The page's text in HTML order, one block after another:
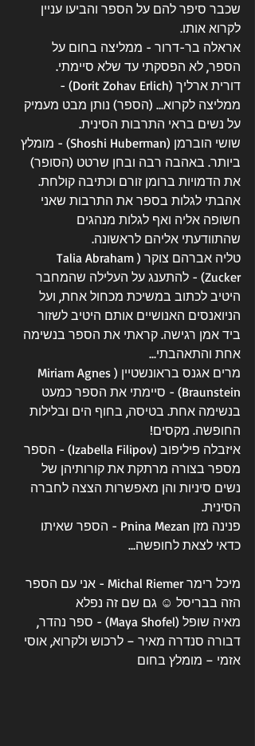
שכבר סיפר להם על הספר והביעו עניין
לקרוא אותו.
אראלה בר-דרור - ממליצה בחום על
הספר, לא הפסקתי עד שלא סיימתי.
דורית ארליך (Dorit Zohav Erlich‎) -
ממליצה לקרוא... (הספר) נותן מבט מעמיק
על נשים בראי התרבות הסינית.
שושי הוברמן (Shoshi Huberman) - מומלץ
ביותר. באהבה רבה ובחן שרטט (הסופר)
את הדמויות ברומן זורם וכתיבה קולחת.
אהבתי לגלות בספר את התרבות שאני
חשופה אליה ואף לגלות מנהגים
שהתוודעתי אליהם לראשונה.
טליה אברהם צוקר (Talia Abraham
Zucker) - להתענג על העלילה שהמחבר
היטיב לכתוב במשיכת מכחול אחת, ועל
הניואנסים האנושיים אותם היטיב לשזור
ביד אמן רגישה. קראתי את הספר בנשימה
אחת והתאהבתי...
מרים אגנס בראונשטיין (Miriam Agnes
Braunstein) - סיימתי את הספר כמעט
בנשימה אחת. בטיסה, בחוף הים ובלילות
החופשה. מקסים!
איזבלה פיליפוב (Izabella Filipov) - הספר
מספר בצורה מרתקת את קורותיהן של
נשים סיניות והן מאפשרות הצצה לחברה
הסינית.
פנינה מזן Pnina Mezan - הספר שאיתו
כדאי לצאת לחופשה...
מיכל רימר Michal Riemer - אני עם הספר
הזה בבריסל ☺️ גם שם זה נפלא
מאיה שופל (Maya Shofel) - ספר נהדר,
דבורה סנדרה מאיר – לרכוש ולקרוא, אוסי
אזמי – מומלץ בחום